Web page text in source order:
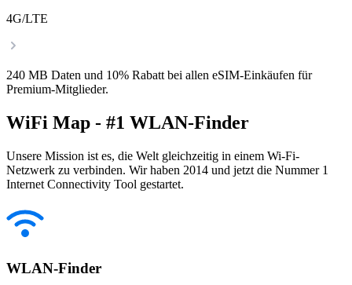
4G/LTE
240 MB Daten und 10% Rabatt bei allen eSIM-Einkäufen für
Premium-Mitglieder.
WiFi Map - #1 WLAN-Finder
Unsere Mission ist es, die Welt gleichzeitig in einem Wi-Fi-
Netzwerk zu verbinden. Wir haben 2014 und jetzt die Nummer 1
Internet Connectivity Tool gestartet.
WLAN-Finder